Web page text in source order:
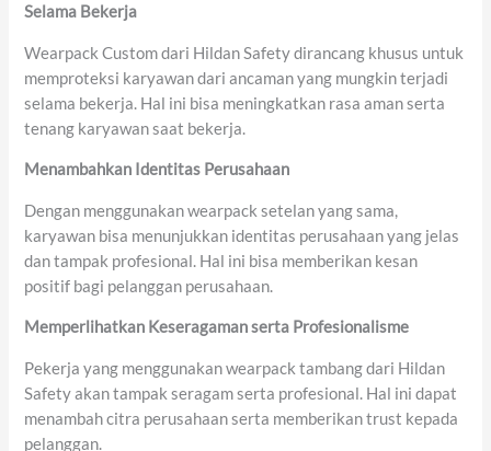
Selama Bekerja
Wearpack Custom dari Hildan Safety dirancang khusus untuk
memproteksi karyawan dari ancaman yang mungkin terjadi
selama bekerja. Hal ini bisa meningkatkan rasa aman serta
tenang karyawan saat bekerja.
Menambahkan Identitas Perusahaan
Dengan menggunakan wearpack setelan yang sama,
karyawan bisa menunjukkan identitas perusahaan yang jelas
dan tampak profesional. Hal ini bisa memberikan kesan
positif bagi pelanggan perusahaan.
Memperlihatkan Keseragamanserta Profesionalisme
Pekerja yang menggunakan wearpack tambang dari Hildan
Safety akan tampak seragam serta profesional. Hal ini dapat
menambah citra perusahaan serta memberikan trust kepada
pelanggan.